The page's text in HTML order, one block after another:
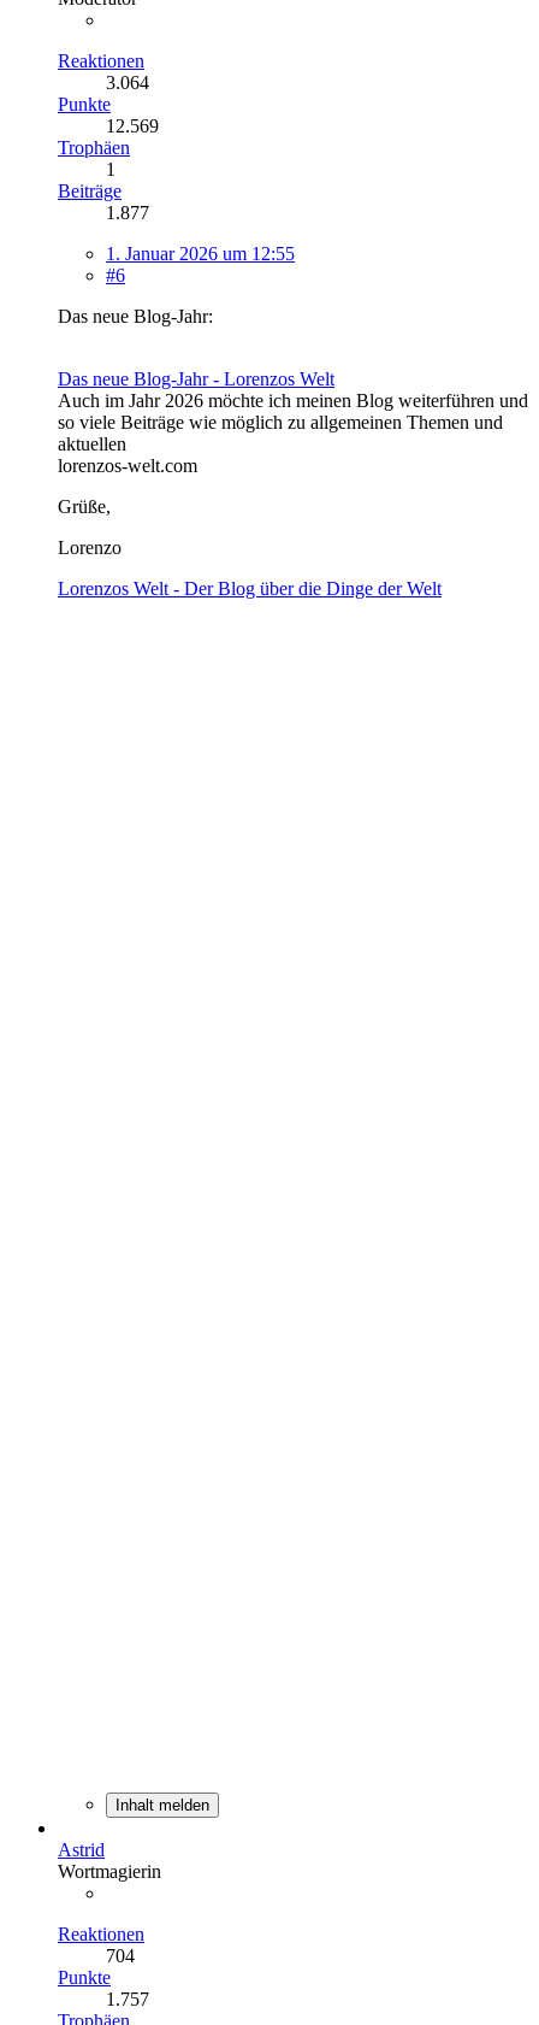
Reaktionen
3.064
Punkte
12.569
Trophäen
1
Beiträge
1.877
1. Januar 2026 um 12:55
#6
Das neue Blog-Jahr:
Das neue Blog-Jahr - Lorenzos Welt
Auch im Jahr 2026 möchte ich meinen Blog weiterführen und
so viele Beiträge wie möglich zu allgemeinen Themen und
aktuellen
lorenzos-welt.com
Grüße,
Lorenzo
Lorenzos Welt - Der Blog über die Dinge der Welt
Inhalt melden
Astrid
Wortmagierin
Reaktionen
704
Punkte
1.757
Trophäen